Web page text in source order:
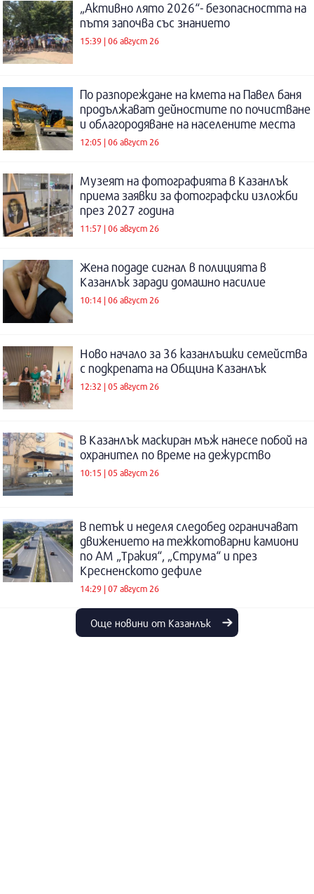
„Активно лято 2026“- безопасността на
пътя започва със знанието
15:39 | 06 август 26
По разпореждане на кмета на Павел баня
продължават дейностите по почистване
и облагородяване на населените места
12:05 | 06 август 26
Музеят на фотографията в Казанлък
приема заявки за фотографски изложби
през 2027 година
11:57 | 06 август 26
Жена подаде сигнал в полицията в
Казанлък заради домашно насилие
10:14 | 06 август 26
Ново начало за 36 казанлъшки семейства
с подкрепата на Община Казанлък
12:32 | 05 август 26
В Казанлък маскиран мъж нанесе побой на
охранител по време на дежурство
10:15 | 05 август 26
В петък и неделя следобед ограничават
движението на тежкотоварни камиони
по АМ „Тракия“, „Струма“ и през
Кресненското дефиле
14:29 | 07 август 26
Още новини от Казанлък